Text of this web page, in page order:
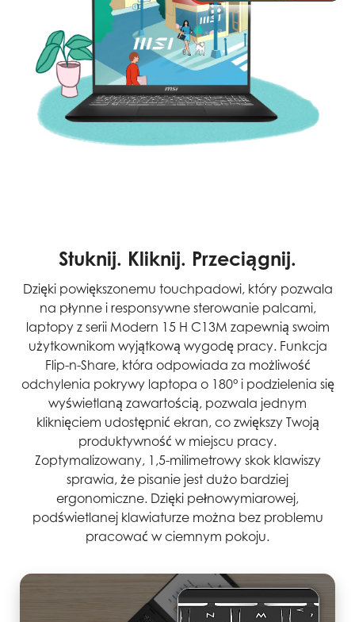
Stuknij. Kliknij. Przeciągnij.
Dzięki powiększonemu touchpadowi, który pozwala
na płynne i responsywne sterowanie palcami,
laptopy z serii Modern 15 H C13M zapewnią swoim
użytkownikom wyjątkową wygodę pracy. Funkcja
Flip-n-Share, która odpowiada za możliwość
odchylenia pokrywy laptopa o 180° i podzielenia się
wyświetlaną zawartością, pozwala jednym
kliknięciem udostępnić ekran, co zwiększy Twoją
produktywność w miejscu pracy.
Zoptymalizowany, 1,5-milimetrowy skok klawiszy
sprawia, że pisanie jest dużo bardziej
ergonomiczne. Dzięki pełnowymiarowej,
podświetlanej klawiaturze można bez problemu
pracować w ciemnym pokoju.